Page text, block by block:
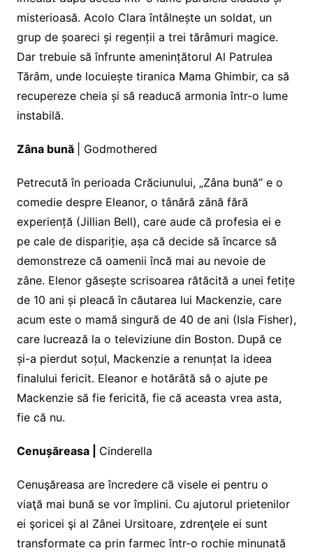
misterioasă. Acolo Clara întâlnește un soldat, un
grup de șoareci și regenții a trei tărâmuri magice.
Dar trebuie să înfrunte amenințătorul Al Patrulea
Tărâm, unde locuiește tiranica Mama Ghimbir, ca să
recupereze cheia și să readucă armonia într-o lume
instabilă.
Zâna bună | Godmothered
Petrecută în perioada Crăciunului, „Zâna bună” e o
comedie despre Eleanor, o tânără zână fără
experiență (Jillian Bell), care aude că profesia ei e
pe cale de dispariție, așa că decide să încarce să
demonstreze că oamenii încă mai au nevoie de
zâne. Elenor găsește scrisoarea rătăcită a unei fetițe
de 10 ani și pleacă în căutarea lui Mackenzie, care
acum este o mamă singură de 40 de ani (Isla Fisher),
care lucrează la o televiziune din Boston. După ce
și-a pierdut soțul, Mackenzie a renunțat la ideea
finalului fericit. Eleanor e hotărâtă să o ajute pe
Mackenzie să fie fericită, fie că aceasta vrea asta,
fie că nu.
Cenușăreasa | Cinderella
Cenuşăreasa are încredere că visele ei pentru o
viaţă mai bună se vor împlini. Cu ajutorul prietenilor
ei şoricei şi al Zânei Ursitoare, zdrenţele ei sunt
transformate ca prin farmec într-o rochie minunată